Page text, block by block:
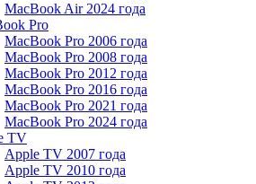
MacBook Air 2024 года
Pro
MacBook Pro 2006 года
MacBook Pro 2008 года
MacBook Pro 2012 года
MacBook Pro 2016 года
MacBook Pro 2021 года
MacBook Pro 2024 года
TV
Apple TV 2007 года
Apple TV 2010 года